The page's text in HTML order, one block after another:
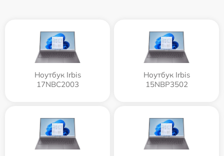
Ноутбук Irbis
17NBC2003
Ноутбук Irbis
15NBP3502